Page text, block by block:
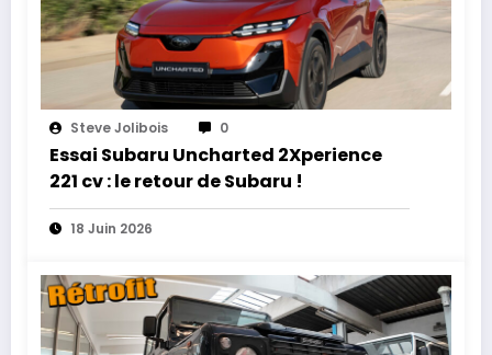
Steve Jolibois 0
Essai Subaru Uncharted 2Xperience
221 cv : le retour de Subaru !
18 Juin 2026